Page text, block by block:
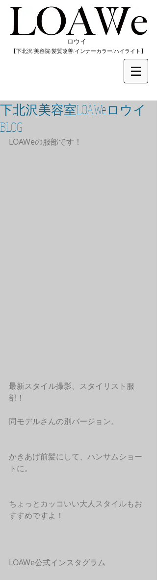
​ロウイ
​【下北沢/美容院/髪質改善/インナーカラー/​ハイライト】
下北沢美容室LOAWeロウイ
BLOG
LOAWeの服部です！
最新スタイル撮影、スタイリスト服
部！
同モデルさんの別バージョン。
かきあげ前髪にして、ハンサムショー
トに。
ちょっとカッコいい大人スタイルもお
すすめですよ！
LOAWe公式インスタグラム